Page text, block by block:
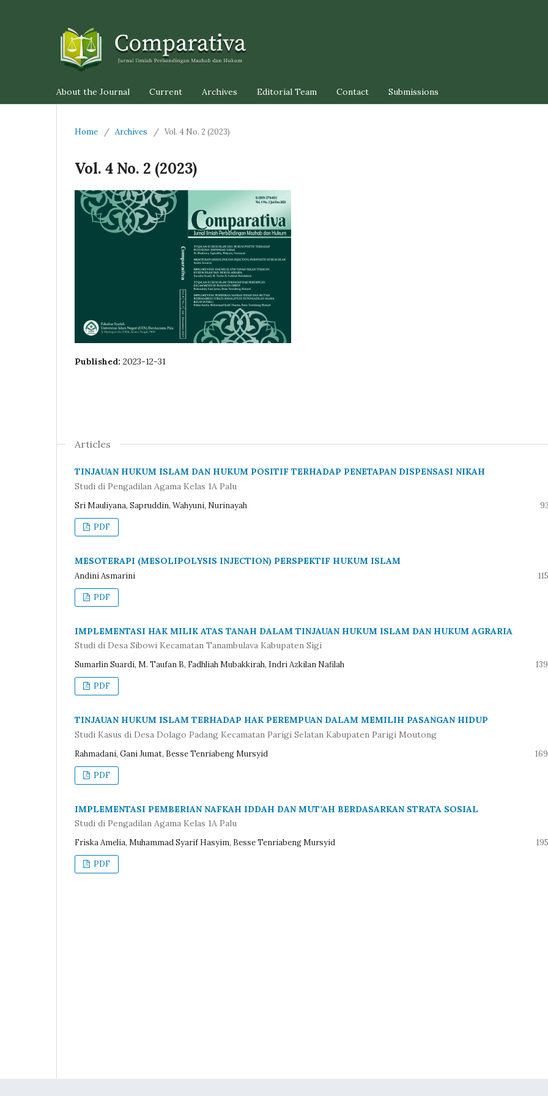
About the Journal Current Archives Editorial Team Contact Submissions
Home / Archives / Vol. 4 No. 2 (2023)
Vol. 4 No. 2 (2023)
Published: 2023-12-31
Articles
TINJAUAN HUKUM ISLAM DAN HUKUM POSITIF TERHADAP PENETAPAN DISPENSASI NIKAH
Studi di Pengadilan Agama Kelas 1A Palu
Sri Mauliyana, Sapruddin, Wahyuni, Nurinayah
PDF
MESOTERAPI (MESOLIPOLYSIS INJECTION) PERSPEKTIF HUKUM ISLAM
Andini Asmarini
PDF
IMPLEMENTASI HAK MILIK ATAS TANAH DALAM TINJAUAN HUKUM ISLAM DAN HUKUM AGRARIA
Studi di Desa Sibowi Kecamatan Tanambulava Kabupaten Sigi
Sumarlin Suardi, M. Taufan B, Fadhliah Mubakkirah, Indri Azkilan Nafilah
PDF
TINJAUAN HUKUM ISLAM TERHADAP HAK PEREMPUAN DALAM MEMILIH PASANGAN HIDUP
Studi Kasus di Desa Dolago Padang Kecamatan Parigi Selatan Kabupaten Parigi Moutong
Rahmadani, Gani Jumat, Besse Tenriabeng Mursyid
PDF
IMPLEMENTASI PEMBERIAN NAFKAH IDDAH DAN MUT’AH BERDASARKAN STRATA SOSIAL
Studi di Pengadilan Agama Kelas 1A Palu
Friska Amelia, Muhammad Syarif Hasyim, Besse Tenriabeng Mursyid
PDF